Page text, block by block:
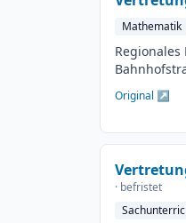
Mathematik
Original ↗
· befristet